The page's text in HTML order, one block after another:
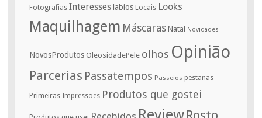
Fotografias Interesses labios Locais Looks
Maquilhagem Máscaras Natal Novidades
NovosProdutos OleosidadePele olhos Opinião
Parcerias Passatempos Passeios pestanas
Primeiras Impressões Produtos que gostei
Review